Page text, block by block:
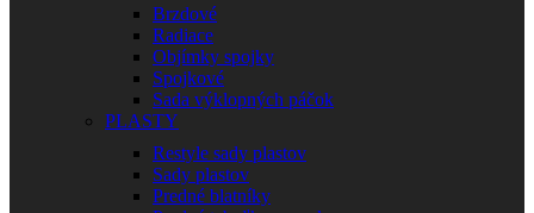
Brzdové
Radiace
Objímky spojky
Spojkové
Sada výklopných páčok
PLASTY
Restyle sady plastov
Sady plastov
Predné blatníky